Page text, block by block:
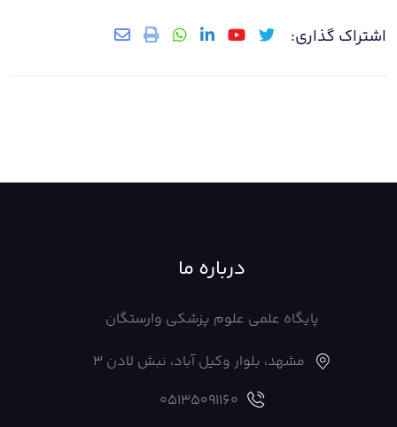
اشتراک گذاری:
درباره ما
پایگاه علمی علوم پزشکی وارستگان
مشهد، بلوار وکیل آباد، نبش لادن 3
05135091160